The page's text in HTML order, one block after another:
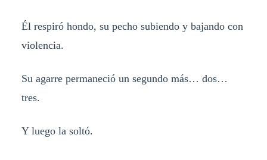
Él respiró hondo, su pecho subiendo y bajando con
violencia.
Su agarre permaneció un segundo más… dos…
tres.
Y luego la soltó.